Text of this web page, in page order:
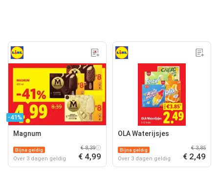
-41%
Magnum
Bijna geldig
Over 3 dagen geldig
€ 8,39
€ 4,99
OLA Waterijsjes
Bijna geldig
Over 3 dagen geldig
€ 3,85
€ 2,49